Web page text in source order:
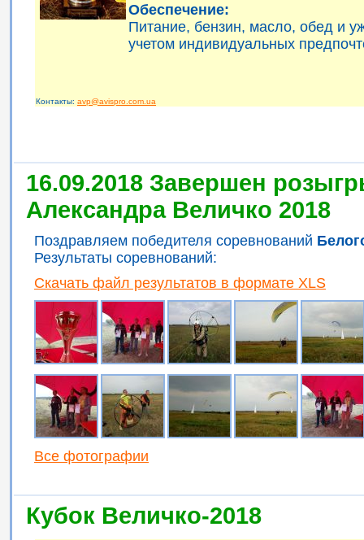
Обеспечение:
Питание, бензин, масло, обед и
учетом индивидуальных
Контакты: avp@avispro.com.ua
16.09.2018 Завершен
Александра Величко 2018
Поздравляем победителя соревнований
Результаты соревнований:
Скачать файл результатов в формате XLS
Все фотографии
Кубок Величко-2018